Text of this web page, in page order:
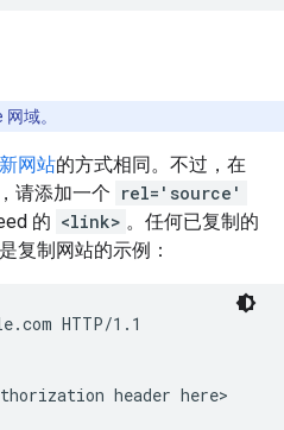
域。
网站的方式相同。不过，在
请添加一个 rel='source'
的 <link> 。任何已复制的
复制网站的示例：
HTTP/1.1
header here>